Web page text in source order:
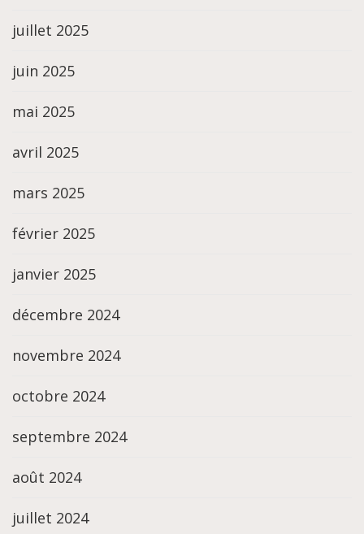
juillet 2025
juin 2025
mai 2025
avril 2025
mars 2025
février 2025
janvier 2025
décembre 2024
novembre 2024
octobre 2024
septembre 2024
août 2024
juillet 2024